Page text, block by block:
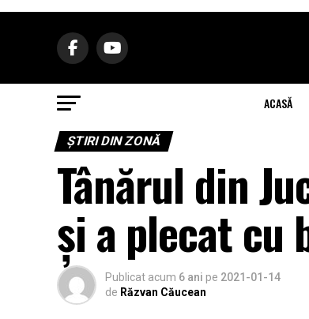
ACASĂ
ŞTIRI DIN ZONĂ
Tânărul din
și a plecat cu
Publicat acum 6 ani pe 2021-01-14
de Răzvan Căucean